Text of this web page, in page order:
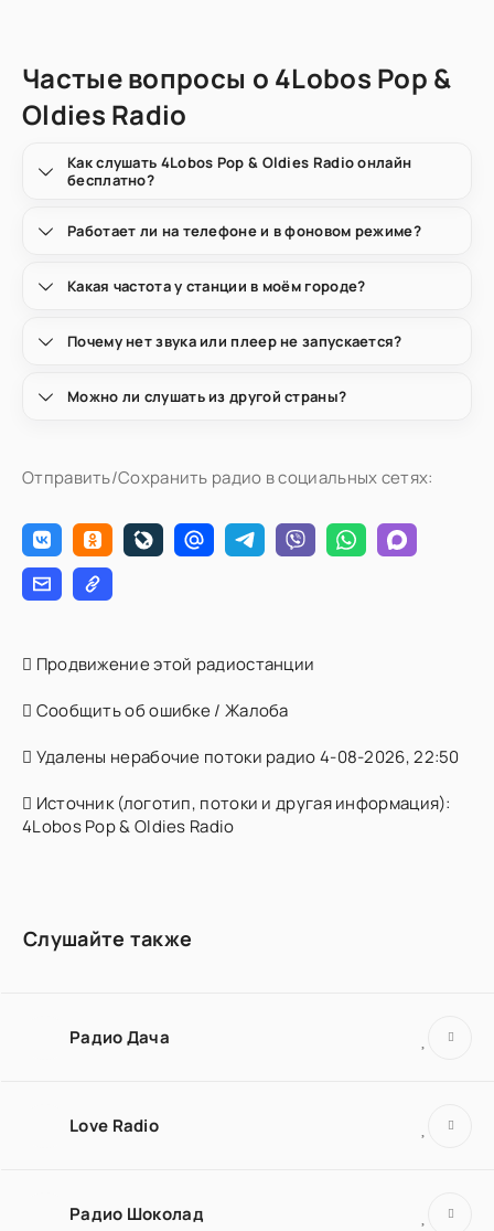
Частые вопросы о 4Lobos Pop &
Oldies Radio
Как слушать 4Lobos Pop & Oldies Radio онлайн
бесплатно?
Работает ли на телефоне и в фоновом режиме?
Какая частота у станции в моём городе?
Почему нет звука или плеер не запускается?
Можно ли слушать из другой страны?
Отправить/Сохранить радио в социальных сетях:
Продвижение этой радиостанции
Сообщить об ошибке / Жалоба
Удалены нерабочие потоки радио 4-08-2026, 22:50
Источник (логотип, потоки и другая информация):
4Lobos Pop & Oldies Radio
Слушайте также
Радио Дача
Love Radio
Радио Шоколад